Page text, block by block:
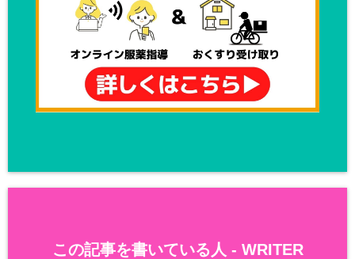
この記事を書いている人 - WRITER